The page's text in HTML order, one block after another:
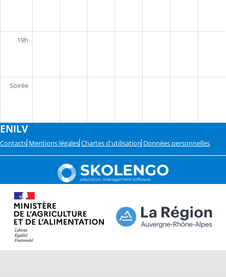
19h
Soirée
ENILV
Contacts Mentions légales Chartes d'utilisation Données personnelles